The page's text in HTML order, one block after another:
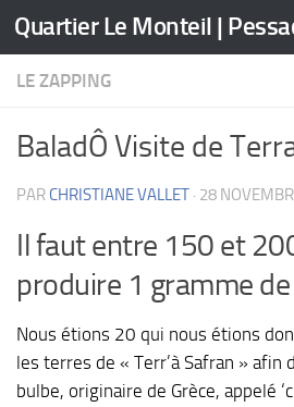
Skip to content
Quartier Le Monteil |
LE ZAPPING
BaladÔ Visite de
PAR CHRISTIANE VALLET · 28
Il faut entre 150 et
produire 1 gramme
Nous étions 20 qui nous étions
les terres de « Terr’à Safran » afin
bulbe, originaire de Grèce, appelé